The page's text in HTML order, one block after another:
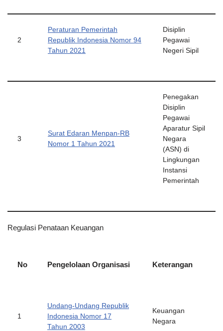
2
Peraturan Pemerintah
Republik Indonesia Nomor 94
Tahun 2021
Disiplin
Pegawai
Negeri Sipil
3
Surat Edaran Menpan-RB
Nomor 1 Tahun 2021
Penegakan
Disiplin
Pegawai
Aparatur Sipil
Negara
(ASN) di
Lingkungan
Instansi
Pemerintah
Regulasi Penataan Keuangan
No Pengelolaan Organisasi Keterangan
1
Undang-Undang Republik
Indonesia Nomor 17
Tahun 2003
Keuangan
Negara